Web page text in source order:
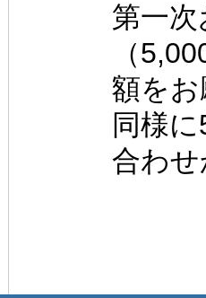
第一
（
額を
同様
合わ